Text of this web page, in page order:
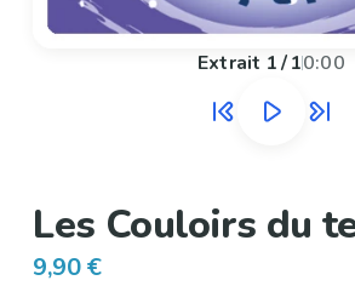
Extrait 1/10:00
Les Couloirs du
9,90 €